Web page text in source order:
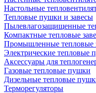
Настольные
Тепловые пушки и завесы
Пылевлагозащищенные
Компактные тепловые
Промышленные тепловые
Электрические тепловые
Аксессуары для
Газовые тепловые пушки
Дизельные тепловые
Терморегуляторы